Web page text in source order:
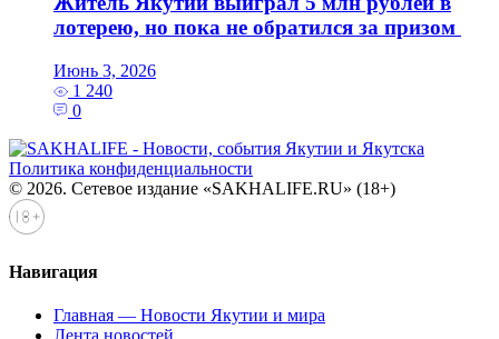
лотерею, но пока не обратился за призом
Июнь 3, 2026
1 240
0
Политика конфиденциальности
© 2026. Сетевое издание «SAKHALIFE.RU» (18+)
Навигация
Главная — Новости Якутии и мира